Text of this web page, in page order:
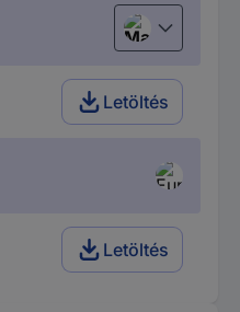
Magyar
Letöltés
Letöltés